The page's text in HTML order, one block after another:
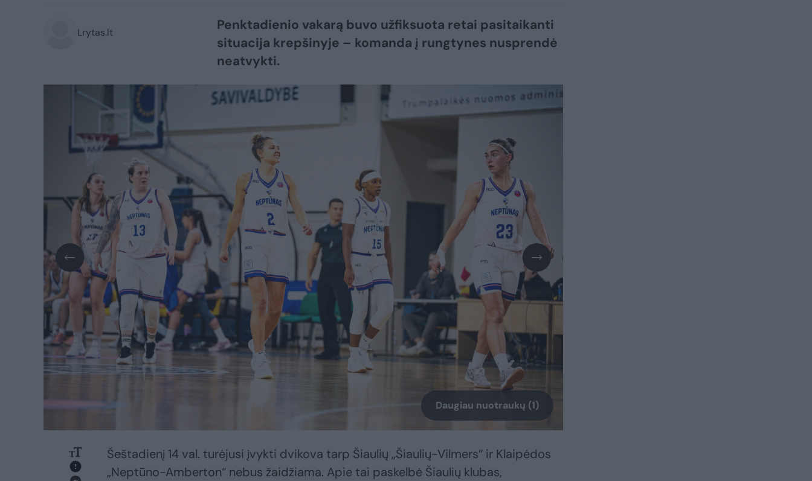
Lrytas.lt
Penktadienio vakarą buvo užfiksuota retai pasitaikanti
situacija krepšinyje – komanda į rungtynes nusprendė
neatvykti.
Daugiau nuotraukų (1)
Šeštadienį 14 val. turėjusi įvykti dvikova tarp Šiaulių „Šiaulių-Vilmers“ ir Klaipėdos
„Neptūno-Amberton“ nebus žaidžiama. Apie tai paskelbė Šiaulių klubas,